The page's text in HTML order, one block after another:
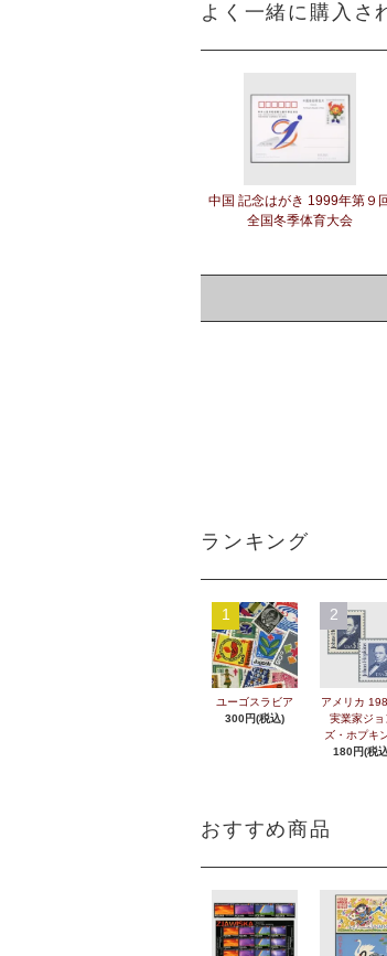
よく一緒に購入さ
中国 記念はがき 1999年第９
全国冬季体育大会
ランキング
1
ユーゴスラビア
300円(税込)
2
アメリカ
実業家ジョ
ズ・ホプキ
180円(税
おすすめ商品